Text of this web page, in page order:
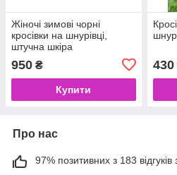
Жіночі зимові чорні
кросівки на шнурівці,
штучна шкіра
950 ₴
Купити
430
Про нас
97% позитивних з 183 відгуків